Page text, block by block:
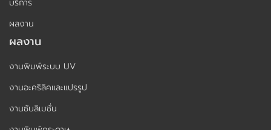
บริการ
ผลงาน
ผลงาน
งานพิมพ์ระบบ UV
งานอะคริลิคและแปรรูป
งานซับลิเมชั่น